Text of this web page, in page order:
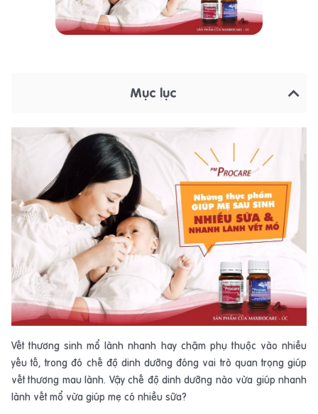
Mục lục
Vết thương sinh mổ lành nhanh hay chậm phụ thuộc vào nhiều
yếu tố, trong đó chế độ dinh dưỡng đóng vai trò quan trọng giúp
vết thương mau lành. Vậy chế độ dinh dưỡng nào vừa giúp nhanh
lành vết mổ vừa giúp mẹ có nhiều sữa?